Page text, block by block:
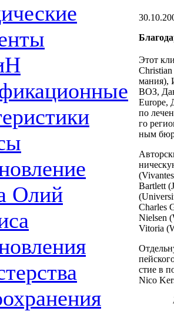
Олий
Этот
ма­ния),
ВОЗ,
Europe,
по
го
ным
Bartlett
Charles
Nielsen
Vitoria
стие в
Nico